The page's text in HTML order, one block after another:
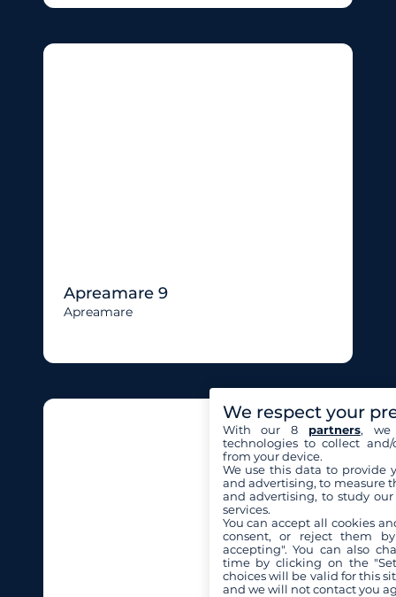
Apreamare 9
Apreamare
We respect your
With our 8 partners, we
technologies to collect
from your device.
We use this data to provide
and advertising, to measure
and advertising, to study
services.
You can accept all cookies
consent, or reject them
accepting". You can also
time by clicking on the
choices will be valid for this
and we will not contact you